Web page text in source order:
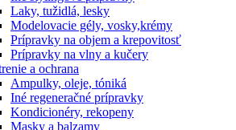
Laky, tužidlá, lesky
Modelovacie gély, vosky,krémy
Prípravky na objem a krepovitosť
Prípravky na vlny a kučery
a ochrana
Ampulky, oleje, tóniká
Iné regeneračné prípravky
Kondicionéry, rekopeny
Masky a balzamy